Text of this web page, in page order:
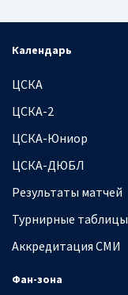
Календарь
ЦСКА
ЦСКА-2
ЦСКА-Юниор
ЦСКА-ДЮБЛ
Результаты матчей
Турнирные таблицы
Аккредитация СМИ
Фан-зона